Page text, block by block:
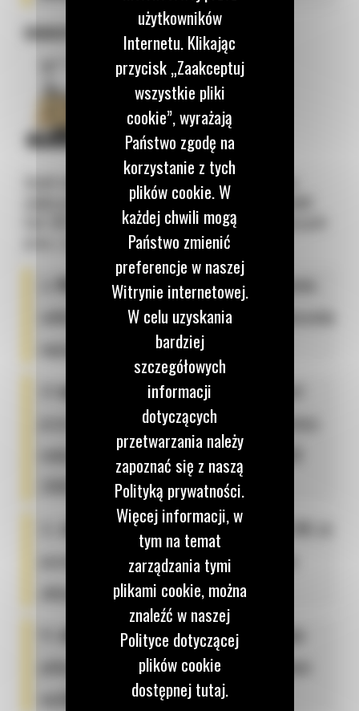
MINIKOPARKA CAT 302.7 CR
Jeżeli charakter Twoich zleceń wymaga nieco
większej mocy, świetnym wyborem będzie
Łączy on siłę niezbędną do cięższych
prac z ogromną wszechstronnością.
Masa eksploatacyjna:3050 kg zapewnia
solidne i bezpieczne podparcie przy przenoszeniu
najcięższych ładunków;
wydajny silnik:maszyna napędzana jest
przez niezawodny silnik Cat C1.1 Turbo o mocy
maksymalnej 18,4 kW (zgodnie z normą SAE
J1995:2014);
siła odspajania łyżki:wynosi aż 23,3 kN, co
pozwala na sprawną pracę nawet w mocno
zbitym i kamienistym gruncie;
elektrohydrauliczne sterowanie:
daje
pełną kontrolę nad maszyną przy minimalnym
wysiłku operatora;
użytkowników
Internetu. Klikając
przycisk „Zaakceptuj
wszystkie pliki
cookie”, wyrażają
Państwo zgodę na
korzystanie z tych
plików cookie. W
każdej chwili mogą
Państwo zmienić
preferencje w naszej
Witrynie internetowej.
W celu uzyskania
bardziej
szczegółowych
informacji
dotyczących
przetwarzania należy
zapoznać się z naszą
Polityką prywatności.
Więcej informacji, w
tym na temat
zarządzania tymi
plikami cookie, można
znaleźć w naszej
Polityce dotyczącej
plików cookie
dostępnej tutaj.